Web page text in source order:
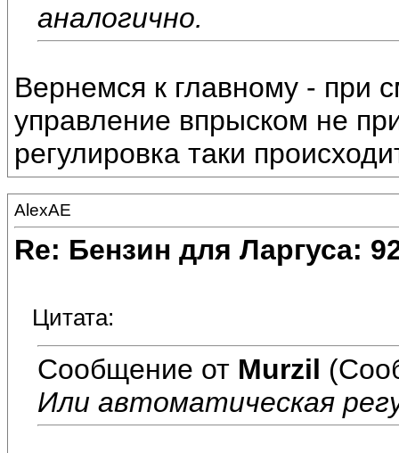
аналогично.
Вернемся к главному - при
управление впрыском не
регулировка таки
AlexAE
Re: Бензин для Ларгуса:
Цитата:
Сообщение от Murzil
Или автоматическая